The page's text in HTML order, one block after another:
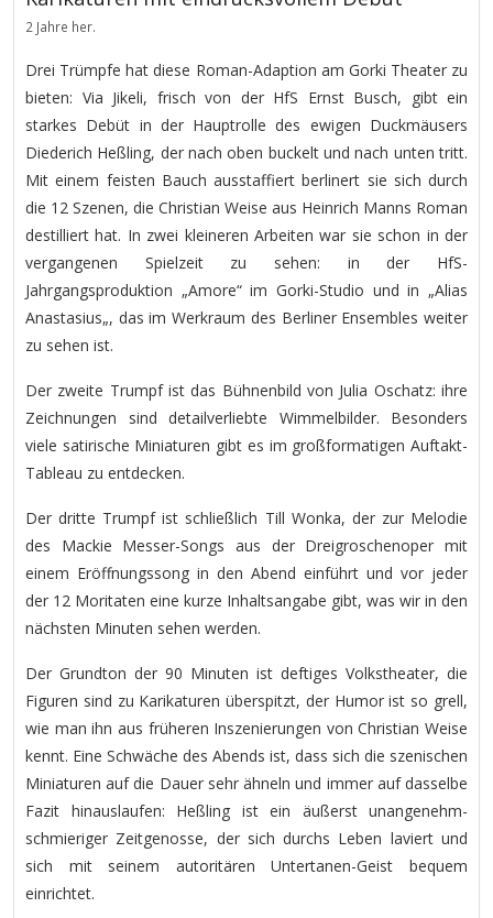
2 Jahre her.
Drei Trümpfe hat diese Roman-Adaption am Gorki Theater zu
bieten: Via Jikeli, frisch von der HfS Ernst Busch, gibt ein
starkes Debüt in der Hauptrolle des ewigen Duckmäusers
Diederich Heßling, der nach oben buckelt und nach unten tritt.
Mit einem feisten Bauch ausstaffiert berlinert sie sich durch
die 12 Szenen, die Christian Weise aus Heinrich Manns Roman
destilliert hat. In zwei kleineren Arbeiten war sie schon in der
vergangenen Spielzeit zu sehen: in der HfS-
Jahrgangsproduktion „Amore“ im Gorki-Studio und in „Alias
Anastasius„, das im Werkraum des Berliner Ensembles weiter
zu sehen ist.
Der zweite Trumpf ist das Bühnenbild von Julia Oschatz: ihre
Zeichnungen sind detailverliebte Wimmelbilder. Besonders
viele satirische Miniaturen gibt es im großformatigen Auftakt-
Tableau zu entdecken.
Der dritte Trumpf ist schließlich Till Wonka, der zur Melodie
des Mackie Messer-Songs aus der Dreigroschenoper mit
einem Eröffnungssong in den Abend einführt und vor jeder
der 12 Moritaten eine kurze Inhaltsangabe gibt, was wir in den
nächsten Minuten sehen werden.
Der Grundton der 90 Minuten ist deftiges Volkstheater, die
Figuren sind zu Karikaturen überspitzt, der Humor ist so grell,
wie man ihn aus früheren Inszenierungen von Christian Weise
kennt. Eine Schwäche des Abends ist, dass sich die szenischen
Miniaturen auf die Dauer sehr ähneln und immer auf dasselbe
Fazit hinauslaufen: Heßling ist ein äußerst unangenehm-
schmieriger Zeitgenosse, der sich durchs Leben laviert und
sich mit seinem autoritären Untertanen-Geist bequem
einrichtet.